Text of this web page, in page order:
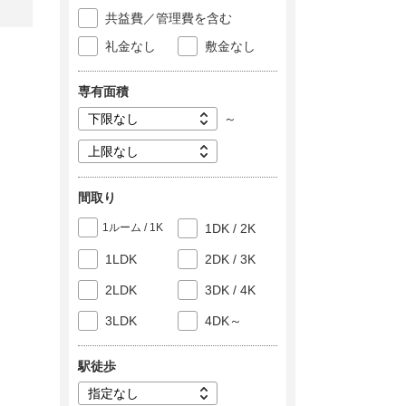
共益費／管理費を含む
礼金なし
敷金なし
専有面積
～
間取り
1ルーム / 1K 1DK / 2K
1LDK 2DK / 3K
2LDK 3DK / 4K
3LDK 4DK～
駅徒歩